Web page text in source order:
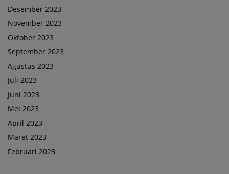
Desember 2023
November 2023
Oktober 2023
September 2023
Agustus 2023
Juli 2023
Juni 2023
Mei 2023
April 2023
Maret 2023
Februari 2023